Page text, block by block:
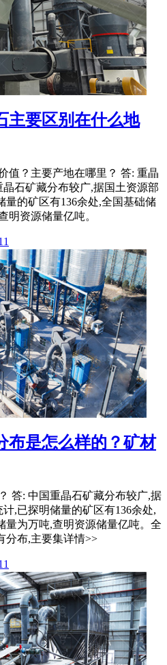
主要区别在什么地
值？主要产地在哪里？ 答: 重晶
石矿藏分布较广,据国土资源部
量的矿区有136余处,全国基础储
明资源储量亿吨。
布是怎么样的？矿材
答: 中国重晶石矿藏分布较广,据
,已探明储量的矿区有136余处,
量为万吨,查明资源储量亿吨。全
分布,主要集详情>>